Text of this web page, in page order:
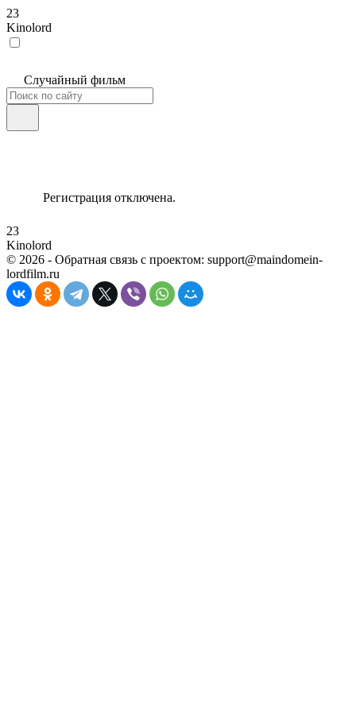
23
Kinolord
Случайный фильм
Регистрация отключена.
23
Kinolord
© 2026 - Обратная связь с проектом: support@maindomein-
lordfilm.ru